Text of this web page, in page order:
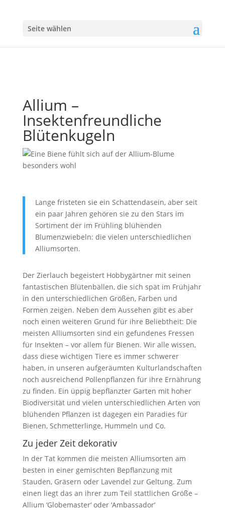
Seite wählen
Allium –
Insektenfreundliche
Blütenkugeln
Lange fristeten sie ein Schattendasein, aber seit
ein paar Jahren gehören sie zu den Stars im
Sortiment der im Frühling blühenden
Blumenzwiebeln: die vielen unterschiedlichen
Alliumsorten.
Der Zierlauch begeistert Hobbygärtner mit seinen
fantastischen Blütenbällen, die sich spät im Frühjahr
in den unterschiedlichen Größen, Farben und
Formen zeigen. Neben dem Aussehen gibt es aber
noch einen weiteren Grund für ihre Beliebtheit: Die
meisten Alliumsorten sind ein gefundenes Fressen
für Insekten – vor allem für Bienen. Wir alle wissen,
dass diese wichtigen Tiere es immer schwerer
haben, in unseren aufgeräumten Kulturlandschaften
noch ausreichend Pollenpflanzen für ihre Ernährung
zu finden. Ein üppig bepflanzter Garten mit hoher
Biodiversität und vielen unterschiedlichen Arten von
blühenden Pflanzen ist dagegen ein Paradies für
Bienen, Schmetterlinge, Hummeln und Co.
Zu jeder Zeit dekorativ
In der Tat kommen die meisten Alliumsorten am
besten in einer gemischten Bepflanzung mit
Stauden, Gräsern oder Lavendel zur Geltung. Zum
einen liegt das an ihrer zum Teil stattlichen Größe –
Allium ‘Globemaster‘ oder ‘Ambassador‘